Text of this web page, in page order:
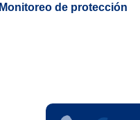
Monitoreo de protección